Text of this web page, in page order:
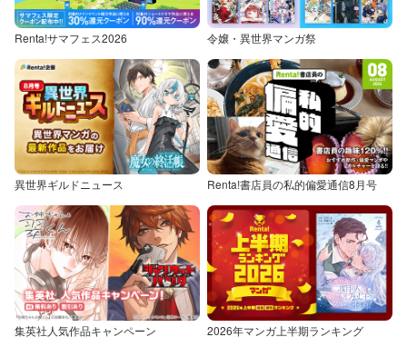
Renta!サマフェス2026 令嬢・異世界マンガ祭
異世界ギルドニュース Renta!書店員の私的偏愛通信8月号
集英社人気作品キャンペーン 2026年マンガ上半期ランキング